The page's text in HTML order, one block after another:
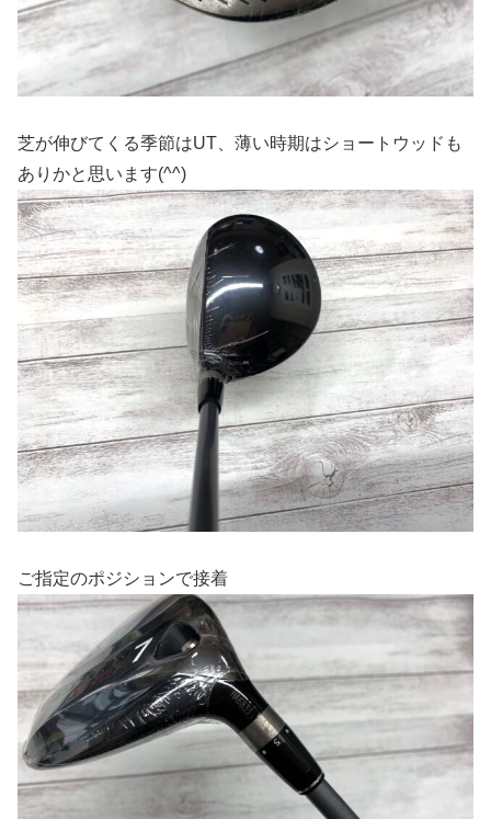
芝が伸びてくる季節はUT、薄い時期はショートウッドも
ありかと思います(^^)
ご指定のポジションで接着